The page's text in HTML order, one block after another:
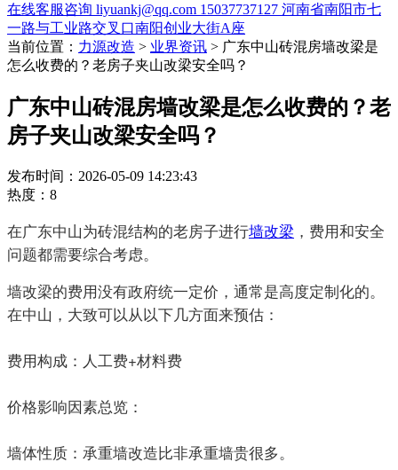
在线客服咨询 liyuankj@qq.com 15037737127 河南省南阳市七
一路与工业路交叉口南阳创业大街A座
当前位置： 力源改造 > 业界资讯 > 广东中山砖混房墙改梁是
怎么收费的？老房子夹山改梁安全吗？
广东中山砖混房墙改梁是怎么收费的？老
房子夹山改梁安全吗？
发布时间：2026-05-09 14:23:43
热度：8
在广东中山为砖混结构的老房子进行墙改梁 ，费用和安全
问题都需要综合考虑。
墙改梁的费用没有政府统一定价，通常是高度定制化的。
在中山，大致可以从以下几方面来预估：
费用构成：人工费+材料费
价格影响因素总览：
墙体性质：承重墙改造比非承重墙贵很多。